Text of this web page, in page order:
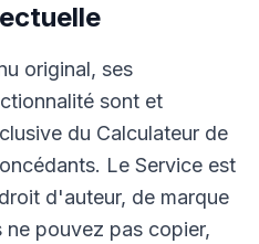
original, ses
sont et
du Calculateur de
Le Service est
d'auteur, de marque
ne pouvez pas copier,